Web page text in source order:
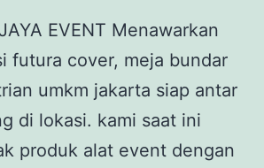
EVENT Menawarkan
futura cover, meja bundar
umkm jakarta siap antar
di lokasi. kami saat ini
produk alat event dengan